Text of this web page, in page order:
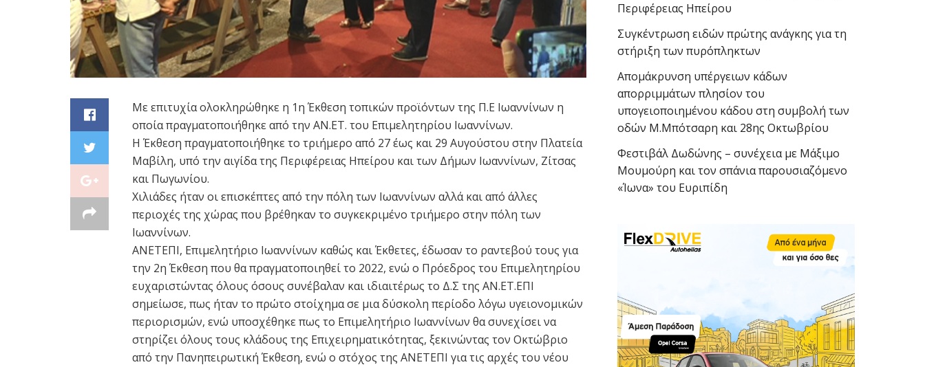
Με επιτυχία ολοκληρώθηκε η 1η Έκθεση τοπικών προϊόντων της Π.Ε Ιωαννίνων η
οποία πραγματοποιήθηκε από την ΑΝ.ΕΤ. του Επιμελητηρίου Ιωαννίνων.
Η Έκθεση πραγματοποιήθηκε το τριήμερο από 27 έως και 29 Αυγούστου στην Πλατεία
Μαβίλη, υπό την αιγίδα της Περιφέρειας Ηπείρου και των Δήμων Ιωαννίνων, Ζίτσας
και Πωγωνίου.
Χιλιάδες ήταν οι επισκέπτες από την πόλη των Ιωαννίνων αλλά και από άλλες
περιοχές της χώρας που βρέθηκαν το συγκεκριμένο τριήμερο στην πόλη των
Ιωαννίνων.
ΑΝΕΤΕΠΙ, Επιμελητήριο Ιωαννίνων καθώς και Έκθετες, έδωσαν το ραντεβού τους για
την 2η Έκθεση που θα πραγματοποιηθεί το 2022, ενώ ο Πρόεδρος του Επιμελητηρίου
ευχαριστώντας όλους όσους συνέβαλαν και ιδιαιτέρως το Δ.Σ της ΑΝ.ΕΤ.ΕΠΙ
σημείωσε, πως ήταν το πρώτο στοίχημα σε μια δύσκολη περίοδο λόγω υγειονομικών
περιορισμών, ενώ υποσχέθηκε πως το Επιμελητήριο Ιωαννίνων θα συνεχίσει να
στηρίζει όλους τους κλάδους της Επιχειρηματικότητας, ξεκινώντας τον Οκτώβριο
από την Πανηπειρωτική Έκθεση, ενώ ο στόχος της ΑΝΕΤΕΠΙ για τις αρχές του νέου
Περιφέρειας Ηπείρου
Συγκέντρωση ειδών πρώτης ανάγκης για τη
στήριξη των πυρόπληκτων
Απομάκρυνση υπέργειων κάδων
απορριμμάτων πλησίον του
υπογειοποιημένου κάδου στη συμβολή των
οδών Μ.Μπότσαρη και 28ης Οκτωβρίου
Φεστιβάλ Δωδώνης – συνέχεια με Μάξιμο
Μουμούρη και τον σπάνια παρουσιαζόμενο
«Ίωνα» του Ευριπίδη